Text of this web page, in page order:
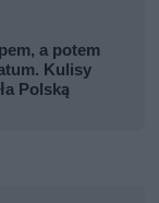
a potem
Kulisy
Polską